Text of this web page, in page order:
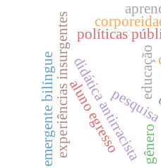
educação
didática antirracista
experiências insurgentes políticas
aluno egresso
emergente bilíngue gênero